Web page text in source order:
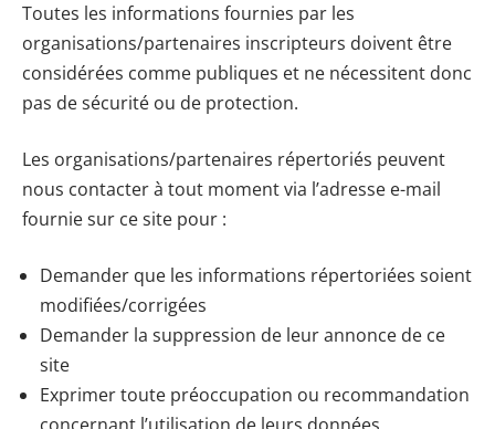
Toutes les informations fournies par les
organisations/partenaires inscripteurs doivent être
considérées comme publiques et ne nécessitent donc
pas de sécurité ou de protection.
Les organisations/partenaires répertoriés peuvent
nous contacter à tout moment via l’adresse e-mail
fournie sur ce site pour :
Demander que les informations répertoriées soient
modifiées/corrigées
Demander la suppression de leur annonce de ce
site
Exprimer toute préoccupation ou recommandation